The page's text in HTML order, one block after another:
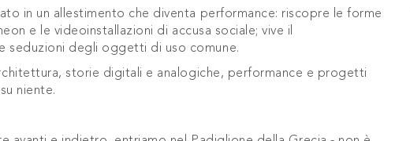
in un allestimento che diventa performance: riscopre le forme
e le videoinstallazioni di accusa sociale; vive il
seduzioni degli oggetti di uso comune.
storie digitali e analogiche, performance e progetti
niente.